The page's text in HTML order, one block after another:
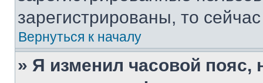
зарегистрированы, то
Вернуться к началу
» Я изменил часовой пояс,